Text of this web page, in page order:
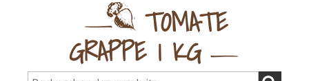
TOMATE
GRAPPE 1 KG